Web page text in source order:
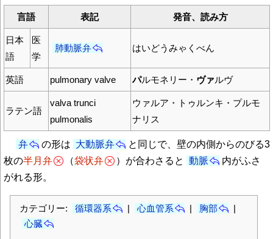
言語 表記 発音、読み方
日本
語
医
学
肺動脈弁 はいどうみゃくべん
英語 pulmonary valve パルモネリー・ ヴァルヴ
ラテン語
valva trunci
pulmonalis
ウァルア・トゥルンキ・プルモ
ナリス
弁 の形は 大動脈弁
と同じで、壁の内側からのびる3
枚の半月弁 （袋状弁 ）が合わさると 動脈
内がふさ
がれる形。
カテゴリー: 循環器系 | 心血管系 | 胸部
|
心臓